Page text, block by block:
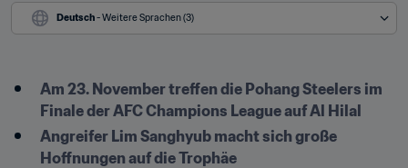
Deutsch - Weitere Sprachen (3)
Am 23. November treffen die Pohang Steelers im
Finale der AFC Champions League auf Al Hilal
Angreifer Lim Sanghyub macht sich große
Hoffnungen auf die Trophäe